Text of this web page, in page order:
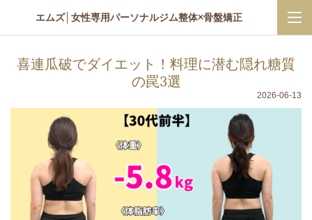
エムズ│女性専用パーソナルジム整体×骨盤矯正
喜連瓜破でダイエット！料理に潜む隠れ糖質
の罠3選
2026-06-13